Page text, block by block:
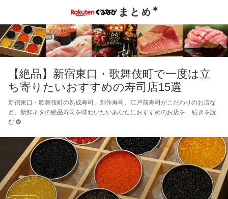
【絶品】新宿東口・歌舞伎町で一度は立
ち寄りたいおすすめの寿司店15選
新宿東口・歌舞伎町の熟成寿司、創作寿司、江戸前寿司がこだわりのお店な
ど、新鮮ネタの絶品寿司を味わいたいあなたにおすすめのお店を
続きを読
む